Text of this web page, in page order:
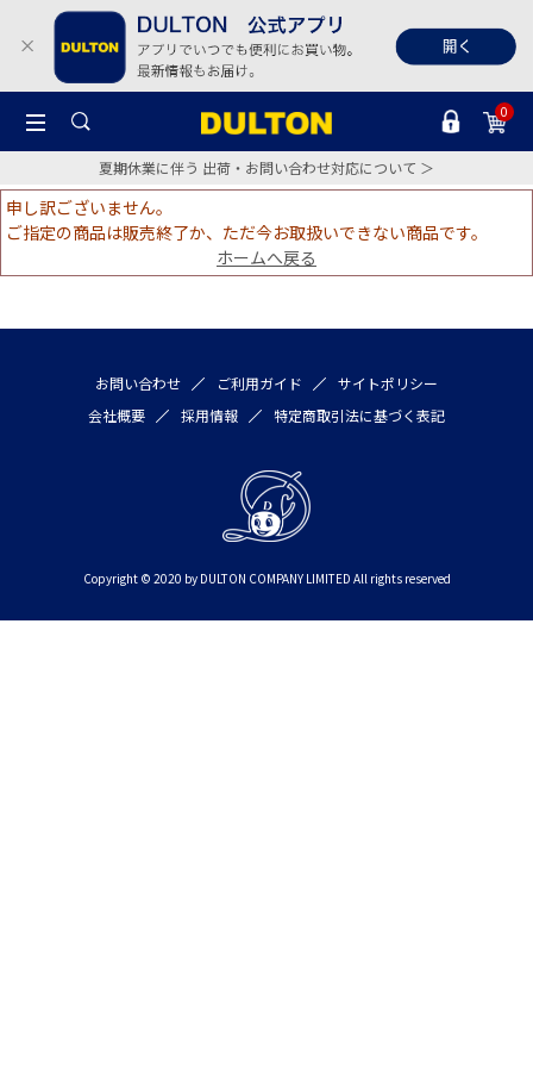
0
夏期休業に伴う 出荷・お問い合わせ対応について ＞
申し訳ございません。
ご指定の商品は販売終了か、ただ今お取扱いできない商品です。
ホームへ戻る
お問い合わせ ご利用ガイド
サイトポリシー
会社概要
採用情報 特定商取引法に基づく表記
Copyright © 2020 by DULTON COMPANY LIMITED All rights reserved